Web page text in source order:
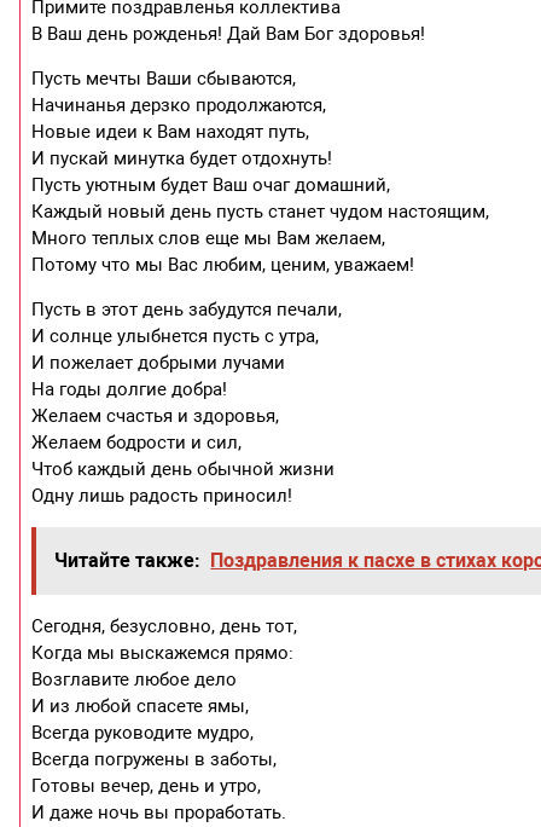
Примите поздравленья коллектива
В Ваш день рожденья! Дай Вам Бог здоровья!
Пусть мечты Ваши сбываются,
Начинанья дерзко продолжаются,
Новые идеи к Вам находят путь,
И пускай минутка будет отдохнуть!
Пусть уютным будет Ваш очаг домашний,
Каждый новый день пусть станет чудом настоящим,
Много теплых слов еще мы Вам желаем,
Потому что мы Вас любим, ценим, уважаем!
Пусть в этот день забудутся печали,
И солнце улыбнется пусть с утра,
И пожелает добрыми лучами
На годы долгие добра!
Желаем счастья и здоровья,
Желаем бодрости и сил,
Чтоб каждый день обычной жизни
Одну лишь радость приносил!
Читайте также: Поздравления к пасхе в стихах
Сегодня, безусловно, день тот,
Когда мы выскажемся прямо:
Возглавите любое дело
И из любой спасете ямы,
Всегда руководите мудро,
Всегда погружены в заботы,
Готовы вечер, день и утро,
И даже ночь вы проработать.